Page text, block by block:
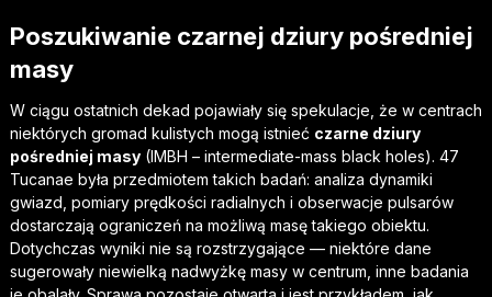
Poszukiwanie czarnej dziury pośredniej
masy
W ciągu ostatnich dekad pojawiały się spekulacje, że w centrach
niektórych gromad kulistych mogą istnieć czarne dziury
pośredniej masy(IMBH – intermediate-mass black holes). 47
Tucanae była przedmiotem takich badań: analiza dynamiki
gwiazd, pomiary prędkości radialnych i obserwacje pulsarów
dostarczają ograniczeń na możliwą masę takiego obiektu.
Dotychczas wyniki nie są rozstrzygające — niektóre dane
sugerowały niewielką nadwyżkę masy w centrum, inne badania